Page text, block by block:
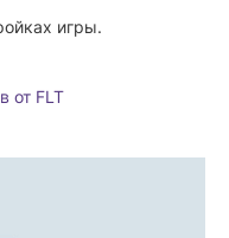
игры.
от FLT